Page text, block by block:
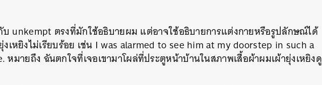
unkempt ตรงที่มักใช้อธิบายผม แต่อาจใช้อธิบายการแต่งกายหรือรูปลักษณ์ได้
เหยิงไม่เรียบร้อย เช่น I was alarmed to see him at my doorstep in such a
หมายถึง ฉันตกใจที่เจอเขามาโผล่ที่ประตูหน้าบ้านในสภาพเสื้อผ้าผมเผ้ายุ่งเหยิงดู